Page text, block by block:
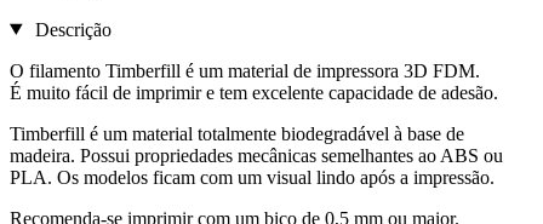
Descrição
O filamento Timberfill é um material de impressora 3D FDM.
É muito fácil de imprimir e tem excelente capacidade de adesão.
Timberfill é um material totalmente biodegradável à base de
madeira. Possui propriedades mecânicas semelhantes ao ABS ou
PLA. Os modelos ficam com um visual lindo após a impressão.
Recomenda-se imprimir com um bico de 0,5 mm ou maior.